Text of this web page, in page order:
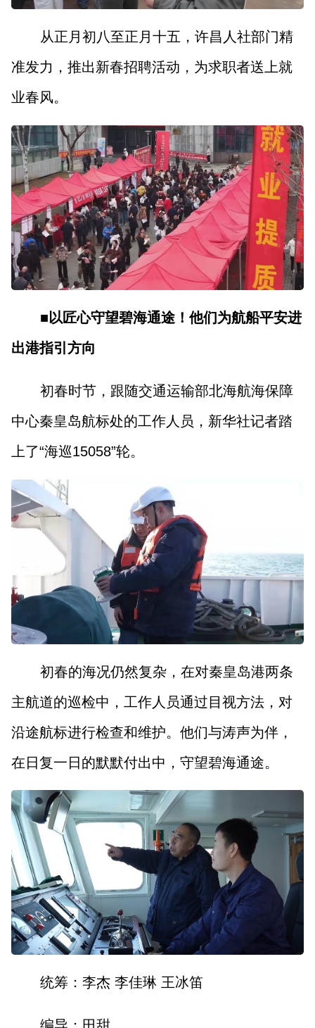
从正月初八至正月十五，许昌人社部门精
准发力，推出新春招聘活动，为求职者送上就
业春风。
■以匠心守望碧海通途！他们为航船平安进
出港指引方向
初春时节，跟随交通运输部北海航海保障
中心秦皇岛航标处的工作人员，新华社记者踏
上了“海巡15058”轮。
初春的海况仍然复杂，在对秦皇岛港两条
主航道的巡检中，工作人员通过目视方法，对
沿途航标进行检查和维护。他们与涛声为伴，
在日复一日的默默付出中，守望碧海通途。
统筹：李杰 李佳琳 王冰笛